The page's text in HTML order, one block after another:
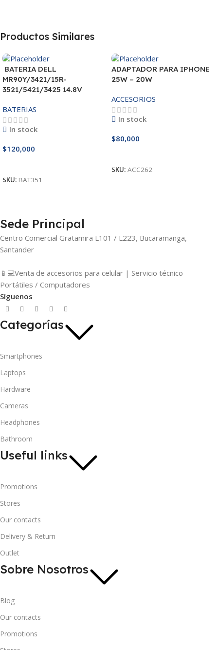
Productos Similares
BATERIA DELL
MR90Y/3421/15R-
3521/5421/3425 14.8V
BATERIAS
In stock
$120,000
SKU: BAT351
ADAPTADOR PARA IPHONE
25W – 20W
ACCESORIOS
In stock
$80,000
SKU: ACC262
Sede Principal
Centro Comercial Gratamira L101 / L223, Bucaramanga,
Santander
📱💻Venta de accesorios para celular | Servicio técnico
Portátiles / Computadores
Síguenos
Categorías
Smartphones
Laptops
Hardware
Cameras
Headphones
Bathroom
Useful links
Promotions
Stores
Our contacts
Delivery & Return
Outlet
Sobre Nosotros
Blog
Our contacts
Promotions